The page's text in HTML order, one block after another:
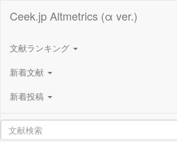
Ceek.jp Altmetrics (α ver.)
文献ランキング
新着文献
新着投稿